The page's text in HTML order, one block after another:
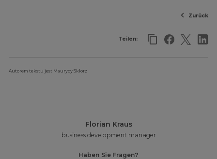
Zurück
Teilen:
Autorem tekstu jest Maurycy Sklorz
Florian Kraus
business development manager
Haben Sie Fragen?